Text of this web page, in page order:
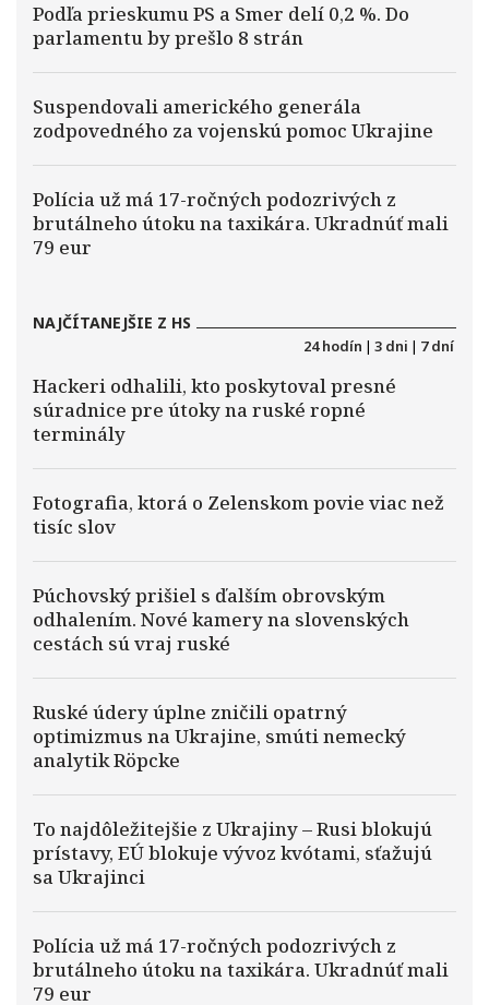
Podľa prieskumu PS a Smer delí 0,2 %. Do
parlamentu by prešlo 8 strán
Suspendovali amerického generála
zodpovedného za vojenskú pomoc Ukrajine
Polícia už má 17-ročných podozrivých z
brutálneho útoku na taxikára. Ukradnúť mali
79 eur
NAJČÍTANEJŠIE Z HS
24 hodín | 3 dni | 7 dní
Hackeri odhalili, kto poskytoval presné
súradnice pre útoky na ruské ropné
terminály
Fotografia, ktorá o Zelenskom povie viac než
tisíc slov
Púchovský prišiel s ďalším obrovským
odhalením. Nové kamery na slovenských
cestách sú vraj ruské
Ruské údery úplne zničili opatrný
optimizmus na Ukrajine, smúti nemecký
analytik Röpcke
To najdôležitejšie z Ukrajiny – Rusi blokujú
prístavy, EÚ blokuje vývoz kvótami, sťažujú
sa Ukrajinci
Polícia už má 17-ročných podozrivých z
brutálneho útoku na taxikára. Ukradnúť mali
79 eur